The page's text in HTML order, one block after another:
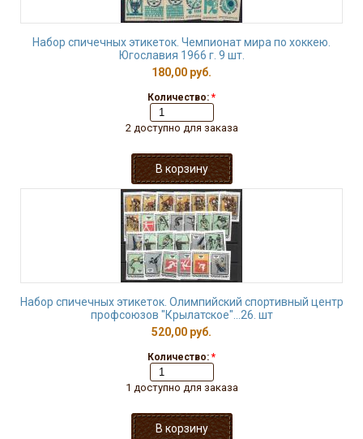
Набор спичечных этикеток. Чемпионат мира по хоккею.
Югославия 1966 г. 9 шт.
180,00 руб.
Количество: *
2 доступно для заказа
Набор спичечных этикеток. Олимпийский спортивный центр
профсоюзов "Крылатское"...26. шт
520,00 руб.
Количество: *
1 доступно для заказа